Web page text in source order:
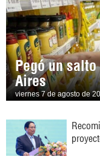
Pegó un
Aires
viernes 7 de agosto de